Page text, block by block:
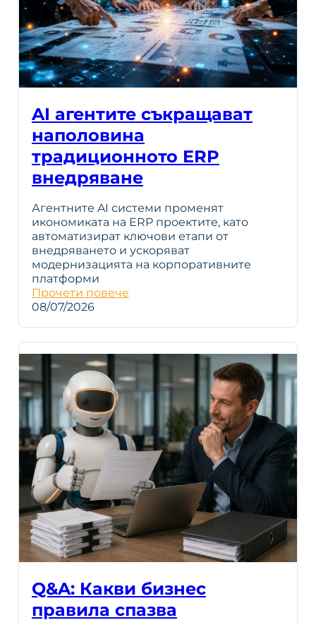
AI агентите съкращават
наполовина
традиционното ERP
внедряване
Агентните AI системи променят
икономиката на ERP проектите, като
автоматизират ключови етапи от
внедряването и ускоряват
модернизацията на корпоративните
платформи
Прочети повече
08/07/2026
Q&A: Какви бизнес
правила спазва